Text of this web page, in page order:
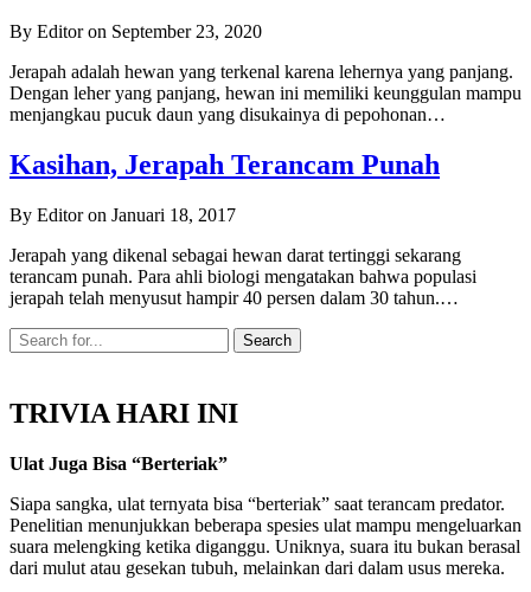
By Editor on September 23, 2020
Jerapah adalah hewan yang terkenal karena lehernya yang panjang.
Dengan leher yang panjang, hewan ini memiliki keunggulan mampu
menjangkau pucuk daun yang disukainya di pepohonan…
Kasihan, Jerapah Terancam Punah
By Editor on Januari 18, 2017
Jerapah yang dikenal sebagai hewan darat tertinggi sekarang
terancam punah. Para ahli biologi mengatakan bahwa populasi
jerapah telah menyusut hampir 40 persen dalam 30 tahun.…
TRIVIA HARI INI
Ulat Juga Bisa “Berteriak”
Siapa sangka, ulat ternyata bisa “berteriak” saat terancam predator.
Penelitian menunjukkan beberapa spesies ulat mampu mengeluarkan
suara melengking ketika diganggu. Uniknya, suara itu bukan berasal
dari mulut atau gesekan tubuh, melainkan dari dalam usus mereka.